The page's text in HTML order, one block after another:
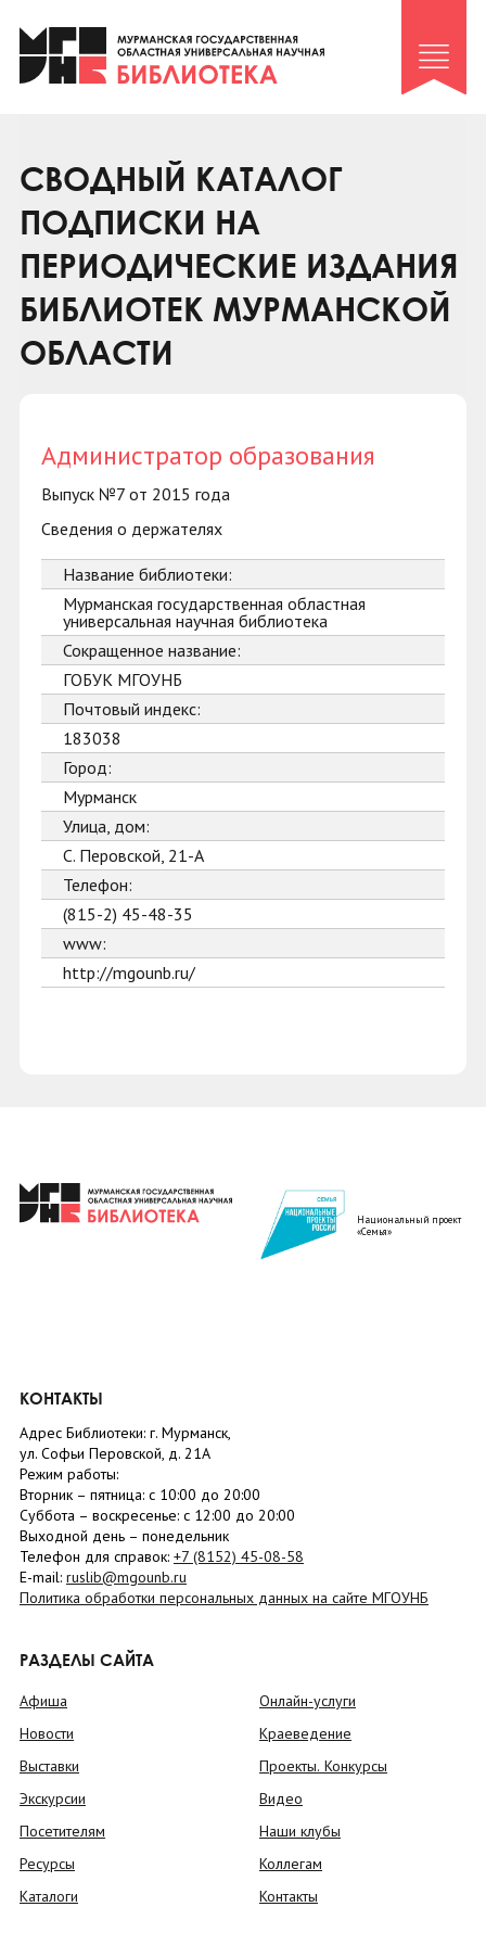
Клуб «Гиря и сельдерей»
Клуб «Семейный архив»
Коллегам
Контакты
СВОДНЫЙ КАТАЛОГ
ПОДПИСКИ НА
ПЕРИОДИЧЕСКИЕ ИЗДАНИЯ
БИБЛИОТЕК МУРМАНСКОЙ
ОБЛАСТИ
Администратор образования
Выпуск №7 от 2015 года
Сведения о держателях
Название библиотеки:
Мурманская государственная областная
универсальная научная библиотека
Сокращенное название:
ГОБУК МГОУНБ
Почтовый индекс:
183038
Город:
Мурманск
Улица, дом:
С. Перовской, 21-А
Телефон:
(815-2) 45-48-35
www:
http://mgounb.ru/
Национальный проект
«Семья»
КОНТАКТЫ
Адрес Библиотеки: г. Мурманск,
ул. Софьи Перовской, д. 21А
Режим работы:
Вторник – пятница: с 10:00 до 20:00
Суббота – воскресенье: c 12:00 до 20:00
Выходной день – понедельник
Телефон для справок: +7 (8152) 45-08-58
E-mail: ruslib@mgounb.ru
Политика обработки персональных данных на сайте МГОУНБ
РАЗДЕЛЫ САЙТА
Афиша
Новости
Выставки
Экскурсии
Посетителям
Ресурсы
Каталоги
Онлайн-услуги
Краеведение
Проекты. Конкурсы
Видео
Наши клубы
Коллегам
Контакты